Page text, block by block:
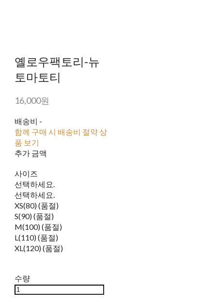
옐로우팩토리-뉴
토마토티
16,000원
배송비 -
함께 구매 시 배송비 절약 상
품 보기
추가 금액
사이즈
선택하세요.
선택하세요.
XS(80) (품절)
S(90) (품절)
M(100) (품절)
L(110) (품절)
XL(120) (품절)
수량